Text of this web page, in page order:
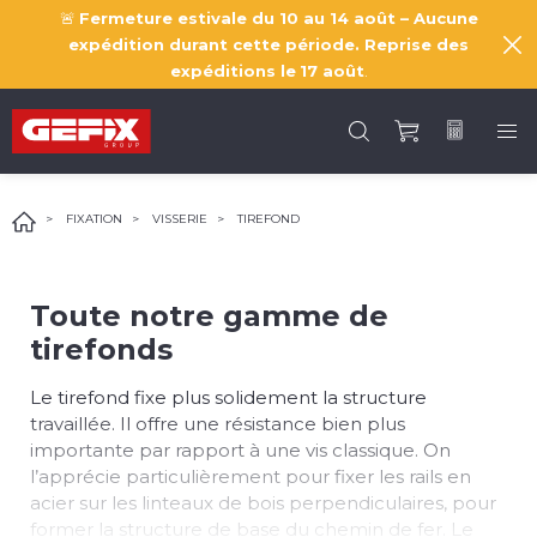
🚨 Fermeture estivale du 10 au 14 août – Aucune
expédition durant cette période. Reprise des
expéditions le 17 août
FIXATION VISSERIE TIREFOND
Toute notre gamme de
tirefonds
Le tirefond fixe plus solidement la structure
travaillée. Il offre une résistance bien plus
importante par rapport à une vis classique. On
l’apprécie particulièrement pour fixer les rails en
acier sur les linteaux de bois perpendiculaires, pour
former la structure de base du chemin de fer. Le